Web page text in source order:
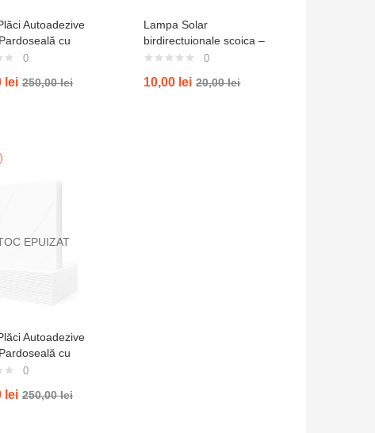
Autoadezive
cu
Marmură
0
lei 250,00lei
Lampa Solar
birdirectuionale scoica –
ALB CALD
0
10,00 lei 20,00lei
EPUIZAT
Autoadezive
cu
Marmură Albă
0
lei 250,00lei